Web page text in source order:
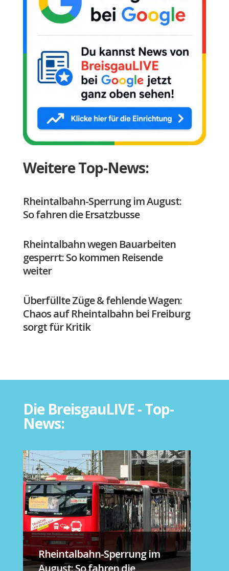
Weitere Top-News:
Rheintalbahn-Sperrung im August:
So fahren die Ersatzbusse
Rheintalbahn wegen Bauarbeiten
gesperrt: So kommen Reisende
weiter
Überfüllte Züge & fehlende Wagen:
Chaos auf Rheintalbahn bei Freiburg
sorgt für Kritik
Die BreisgauLIVE - Top-
News:
Rheintalbahn-Sperrung im
August: So fahren die